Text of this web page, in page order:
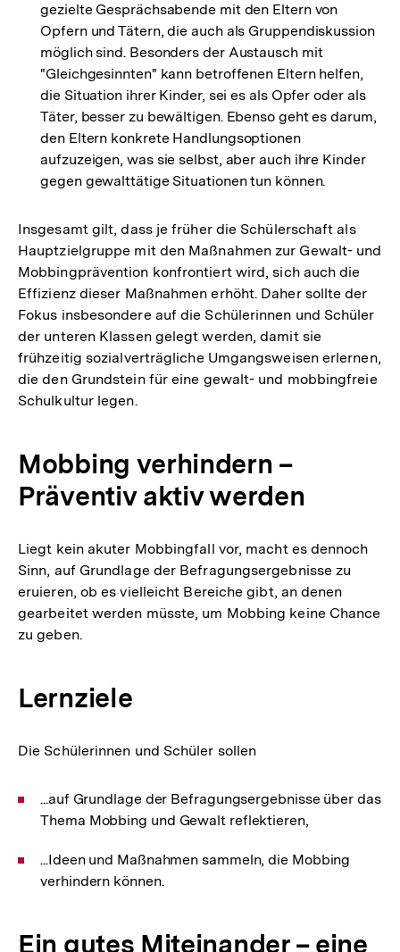
gezielte Gesprächsabende mit den Eltern von
Opfern und Tätern, die auch als Gruppendiskussion
möglich sind. Besonders der Austausch mit
"Gleichgesinnten" kann betroffenen Eltern helfen,
die Situation ihrer Kinder, sei es als Opfer oder als
Täter, besser zu bewältigen. Ebenso geht es darum,
den Eltern konkrete Handlungsoptionen
aufzuzeigen, was sie selbst, aber auch ihre Kinder
gegen gewalttätige Situationen tun können.
Insgesamt gilt, dass je früher die Schülerschaft als
Hauptzielgruppe mit den Maßnahmen zur Gewalt- und
Mobbingprävention konfrontiert wird, sich auch die
Effizienz dieser Maßnahmen erhöht. Daher sollte der
Fokus insbesondere auf die Schülerinnen und Schüler
der unteren Klassen gelegt werden, damit sie
frühzeitig sozialverträgliche Umgangsweisen erlernen,
die den Grundstein für eine gewalt- und mobbingfreie
Schulkultur legen.
Mobbing verhindern –
Präventiv aktiv werden
Liegt kein akuter Mobbingfall vor, macht es dennoch
Sinn, auf Grundlage der Befragungsergebnisse zu
eruieren, ob es vielleicht Bereiche gibt, an denen
gearbeitet werden müsste, um Mobbing keine Chance
zu geben.
Lernziele
Die Schülerinnen und Schüler sollen
...auf Grundlage der Befragungsergebnisse über das
Thema Mobbing und Gewalt reflektieren,
...Ideen und Maßnahmen sammeln, die Mobbing
verhindern können.
Ein gutes Miteinander – eine